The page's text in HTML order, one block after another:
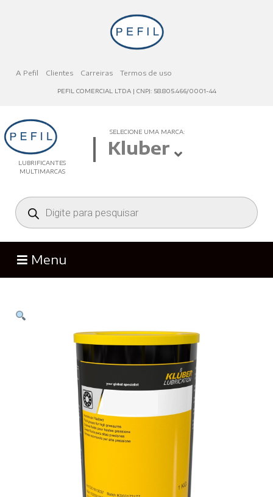
A Pefil Clientes Carreiras Termos de uso
PEFIL COMERCIAL LTDA | CNPJ: 58.805.466/0001-44
LUBRIFICANTES
MULTIMARCAS
SELECIONE UMA MARCA:
Kluber
Menu